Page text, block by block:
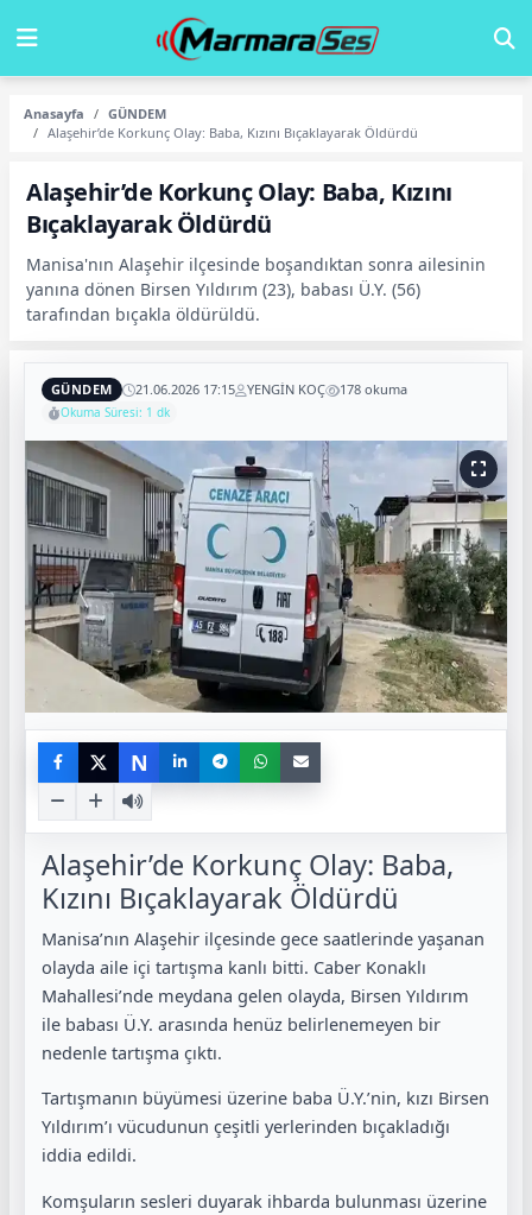
Anasayfa
GÜNDEM
Alaşehir’de Korkunç Olay: Baba, Kızını Bıçaklayarak Öldürdü
Alaşehir’de Korkunç Olay: Baba, Kızını
Bıçaklayarak Öldürdü
Manisa'nın Alaşehir ilçesinde boşandıktan sonra ailesinin
yanına dönen Birsen Yıldırım (23), babası Ü.Y. (56)
tarafından bıçakla öldürüldü.
GÜNDEM 21.06.2026 17:15 YENGİN KOÇ 178 okuma
Okuma Süresi: 1 dk
N
Alaşehir’de Korkunç Olay: Baba,
Kızını Bıçaklayarak Öldürdü
Manisa’nın Alaşehir ilçesinde gece saatlerinde yaşanan
olayda aile içi tartışma kanlı bitti. Caber Konaklı
Mahallesi’nde meydana gelen olayda, Birsen Yıldırım
ile babası Ü.Y. arasında henüz belirlenemeyen bir
nedenle tartışma çıktı.
Tartışmanın büyümesi üzerine baba Ü.Y.’nin, kızı Birsen
Yıldırım’ı vücudunun çeşitli yerlerinden bıçakladığı
iddia edildi.
Komşuların sesleri duyarak ihbarda bulunması üzerine